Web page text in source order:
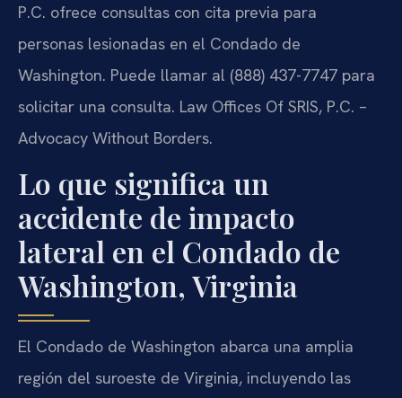
P.C. ofrece consultas con cita previa para
personas lesionadas en el Condado de
Washington. Puede llamar al (888) 437-7747 para
solicitar una consulta. Law Offices Of SRIS, P.C. –
Advocacy Without Borders.
Lo que significa un
accidente de impacto
lateral en el Condado de
Washington, Virginia
El Condado de Washington abarca una amplia
región del suroeste de Virginia, incluyendo las